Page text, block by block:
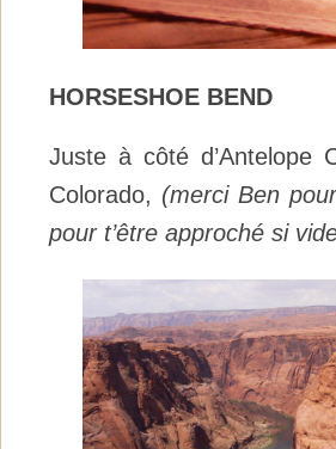
HORSESHOE BEND
Juste à côté d’Antelope
Colorado, (merci Ben
pour t’être approché si